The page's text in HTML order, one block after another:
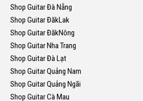
Shop Guitar Đà Nẵng
Shop Guitar ĐăkLak
Shop Guitar ĐăkNông
Shop Guitar Nha Trang
Shop Guitar Đà Lạt
Shop Guitar Quảng Nam
Shop Guitar Quảng Ngãi
Shop Guitar Cà Mau